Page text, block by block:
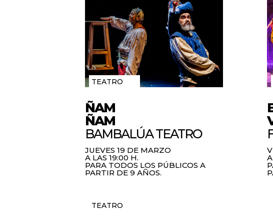
TEATRO
ÑAM
ÑAM
BAMBALÚA TEATRO
JUEVES 19 DE MARZO
A LAS 19:00 H.
PARA TODOS LOS PÚBLICOS A
PARTIR DE 9 AÑOS.
TEATRO